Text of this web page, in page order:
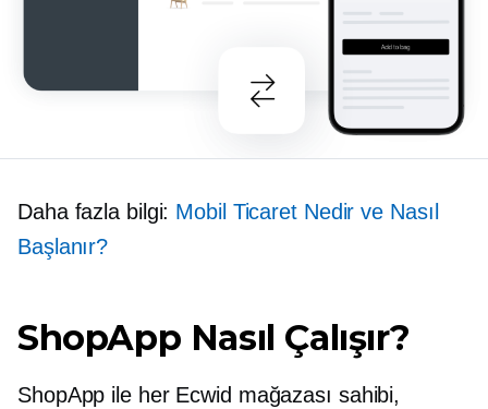
Daha fazla bilgi: Mobil Ticaret Nedir ve Nasıl
Başlanır?
ShopApp Nasıl Çalışır?
ShopApp ile her Ecwid mağazası sahibi,